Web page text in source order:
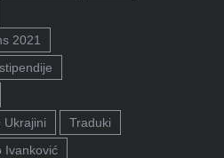
2021
Ukrajini
Traduki
Ivanković